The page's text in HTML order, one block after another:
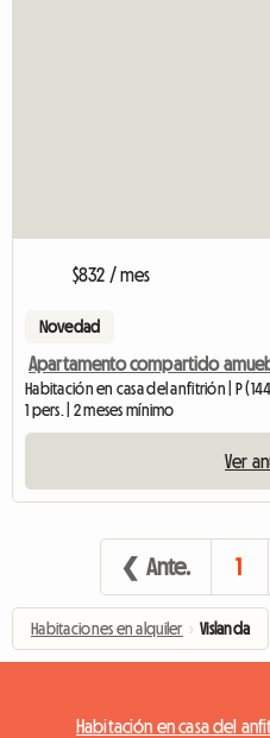
$832 / mes
Novedad
Habitación en casa del anfitrión | P
1 pers. | 2 meses mínimo
Ver
❮ Ante. 1
Habitaciones en alquiler › Vislanda
Habitación en casa del